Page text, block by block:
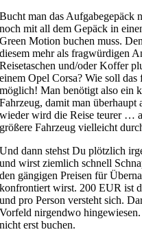
Bucht man das Aufgabegepäck
noch mit all dem Gepäck in
Green Motion buchen muss.
diesem mehr als fragwürdigen
Reisetaschen und/oder Koffer
einem Opel Corsa? Wie soll
möglich! Man benötigt also ein
Fahrzeug, damit man
wieder wird die Reise teurer …
größere Fahrzeug vielleicht
Und dann stehst Du plötzlich
und wirst ziemlich schnell
den gängigen Preisen für
konfrontiert wirst. 200 EUR ist
und pro Person versteht sich.
Vorfeld nirgendwo
nicht erst buchen.